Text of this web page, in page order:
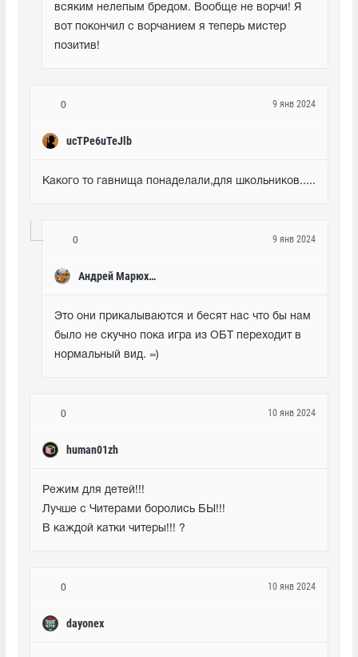
всяким нелепым бредом. Вообще не ворчи! Я
вот покончил с ворчанием я теперь мистер
позитив!
0
ucTPe6uTeJlb
9 янв 2024
Какого то гавнища понаделали,для школьников.....
0
Андрей Марюхин
9 янв 2024
Это они прикалываются и бесят нас что бы нам
было не скучно пока игра из ОБТ переходит в
нормальный вид. =)
0
human01zh
10 янв 2024
Режим для детей!!!
Лучше с Читерами боролись БЫ!!!
В каждой катки читеры!!! ?
0
dayonex
10 янв 2024